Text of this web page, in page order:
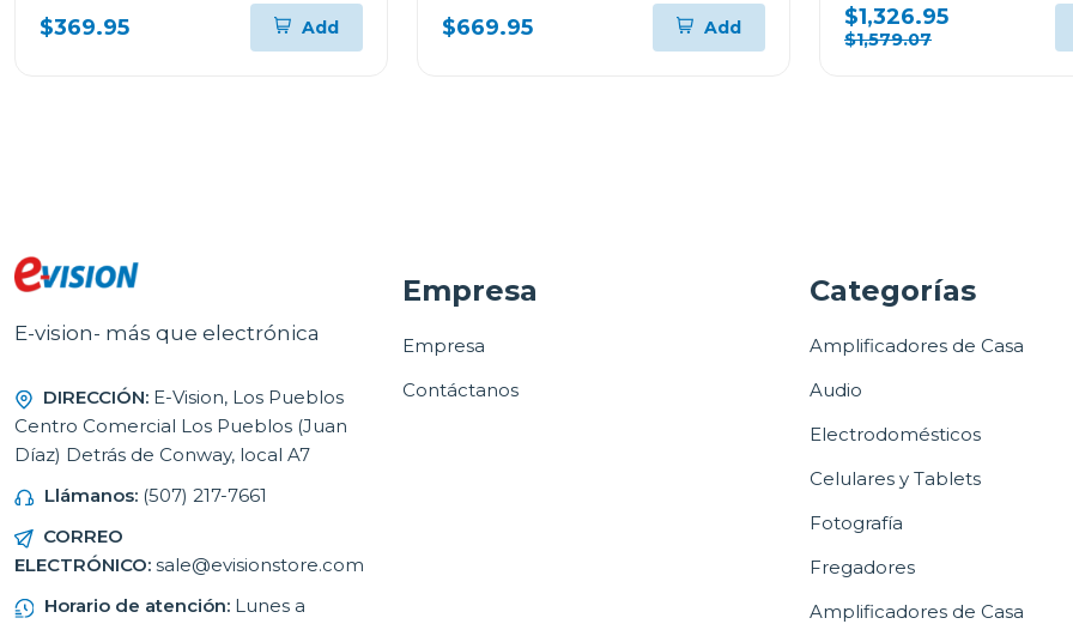
$369.95 Add $669.95 Add
WM23VFXS6/
$1,326.95
$1,579.07
E-vision- más que electrónica
DIRECCIÓN: E-Vision, Los Pueblos
Centro Comercial Los Pueblos (Juan
Díaz) Detrás de Conway, local A7
Llámanos: (507) 217-7661
CORREO
ELECTRÓNICO: sale@evisionstore.com
Horario de atención: Lunes a
Empresa
Empresa
Contáctanos
Categorías
Amplificadores de Casa
Audio
Electrodomésticos
Celulares y Tablets
Fotografía
Fregadores
Amplificadores de Casa